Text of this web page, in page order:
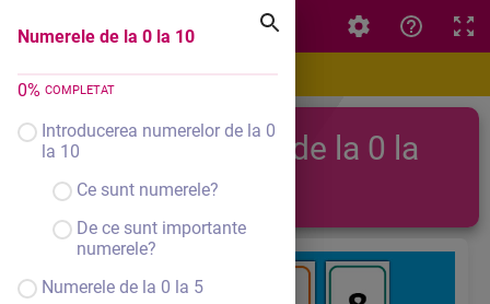
Numerele de la 0 la 10
0% COMPLETAT
Introducerea numerelor de la 0
la 10
Ce sunt numerele?
De ce sunt importante
numerele?
Numerele de la 0 la 5
Numerele de la 0 la 10
Numerele de la 0 la
10